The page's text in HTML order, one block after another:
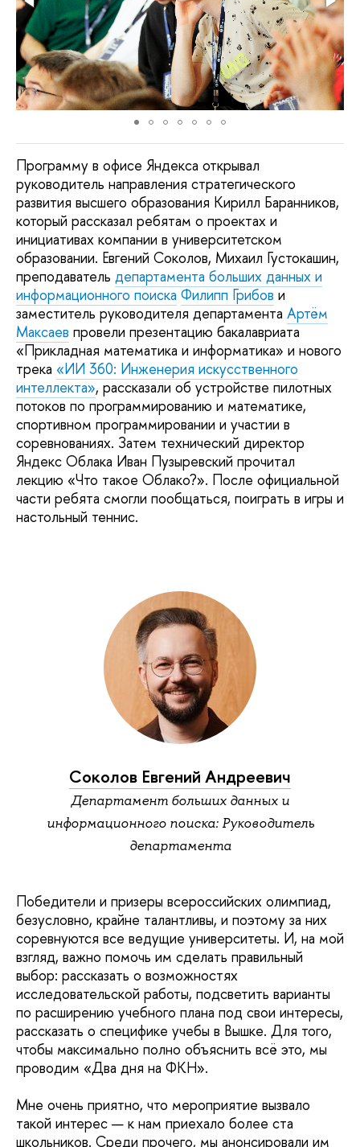
Программу в офисе Яндекса открывал
руководитель направления стратегического
развития высшего образования Кирилл Баранников,
который рассказал ребятам о проектах и
инициативах компании в университетском
образовании. Евгений Соколов, Михаил Густокашин,
преподаватель департамента больших данных и
информационного поиска Филипп Грибови
заместитель руководителя департамента Артём
Максаев провели презентацию бакалавриата
«Прикладная математика и информатика» и нового
трека «ИИ 360: Инженерия искусственного
интеллекта», рассказали об устройстве пилотных
потоков по программированию и математике,
спортивном программировании и участии в
соревнованиях. Затем технический директор
Яндекс Облака Иван Пузыревский прочитал
лекцию «Что такое Облако?». После официальной
части ребята смогли пообщаться, поиграть в игры и
настольный теннис.
Соколов Евгений Андреевич
Департамент больших данных и
информационного поиска: Руководитель
департамента
Победители и призеры всероссийских олимпиад,
безусловно, крайне талантливы, и поэтому за них
соревнуются все ведущие университеты. И, на мой
взгляд, важно помочь им сделать правильный
выбор: рассказать о возможностях
исследовательской работы, подсветить варианты
по расширению учебного плана под свои интересы,
рассказать о специфике учебы в Вышке. Для того,
чтобы максимально полно объяснить всё это, мы
проводим «Два дня на ФКН».
Мне очень приятно, что мероприятие вызвало
такой интерес — к нам приехало более ста
школьников. Среди прочего, мы анонсировали им